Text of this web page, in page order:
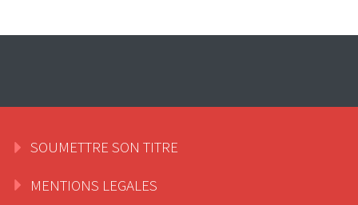
SOUMETTRE SON TITRE
MENTIONS LEGALES